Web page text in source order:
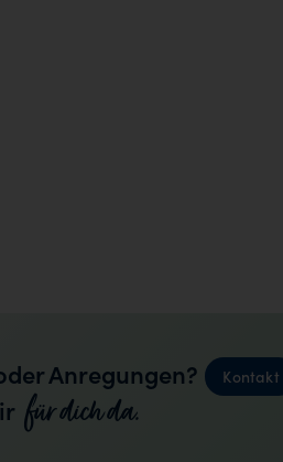
Anregungen?
für dich da.
Kontakt